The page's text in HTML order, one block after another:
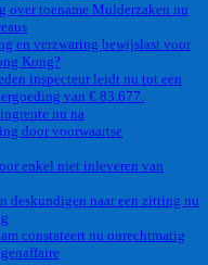
over toename Mulderzaken nu
en verzwaring bewijslast voor
Kong?
inspecteur leidt nu tot een
van € 83.677.
nu na
door voorwaartse
enkel niet inleveren van
deskundigen naar een zitting nu
constateert nu onrechtmatig